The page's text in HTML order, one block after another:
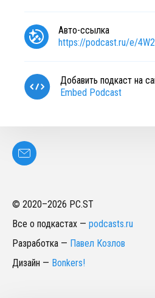
Авто-ссылка
https://podcast.ru/e/
Добавить подкаст на
Embed Podcast
© 2020–2026 PC.ST
Все о подкастах — podcasts.ru
Разработка — Павел Козлов
Дизайн — Bonkers!